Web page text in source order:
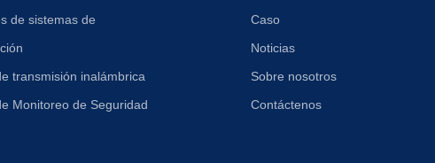
de sistemas de
transmisión inalámbrica
Monitoreo de Seguridad
Caso
Noticias
Sobre nosotros
Contáctenos